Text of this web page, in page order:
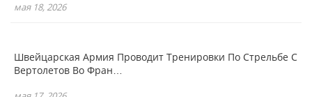
мая 18, 2026
Швейцарская Армия Проводит Тренировки По Стрельбе С
Вертолетов Во Фран…